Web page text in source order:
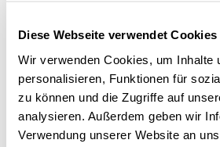
Diese Webseite verwendet Cookies
Wir verwenden Cookies, um Inhalte
personalisieren, Funktionen für
zu können und die Zugriffe auf
analysieren. Außerdem geben wir
Verwendung unserer Website an
Rosen oder nicht, all Bestellungen
Luxusverpackung mit einer
persönlichem Wunschtext versandt.
*Diese Rosen haben eine blaue Farbe
Wenn sich die Rosen färben, färben
was völlig normal ist. Die Blätter der